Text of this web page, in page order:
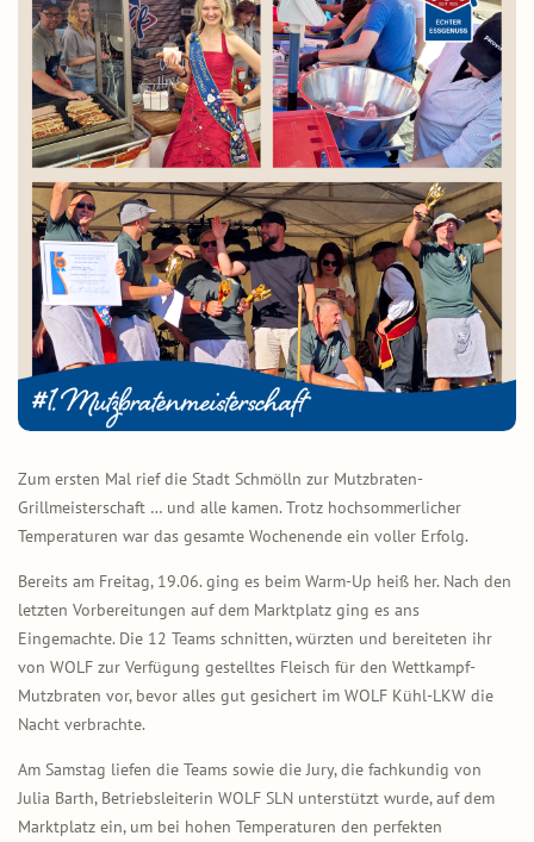
Zum ersten Mal rief die Stadt Schmölln zur Mutzbraten-
Grillmeisterschaft … und alle kamen. Trotz hochsommerlicher
Temperaturen war das gesamte Wochenende ein voller Erfolg.
Bereits am Freitag, 19.06. ging es beim Warm-Up heiß her. Nach den
letzten Vorbereitungen auf dem Marktplatz ging es ans
Eingemachte. Die 12 Teams schnitten, würzten und bereiteten ihr
von WOLF zur Verfügung gestelltes Fleisch für den Wettkampf-
Mutzbraten vor, bevor alles gut gesichert im WOLF Kühl-LKW die
Nacht verbrachte.
Am Samstag liefen die Teams sowie die Jury, die fachkundig von
Julia Barth, Betriebsleiterin WOLF SLN unterstützt wurde, auf dem
Marktplatz ein, um bei hohen Temperaturen den perfekten